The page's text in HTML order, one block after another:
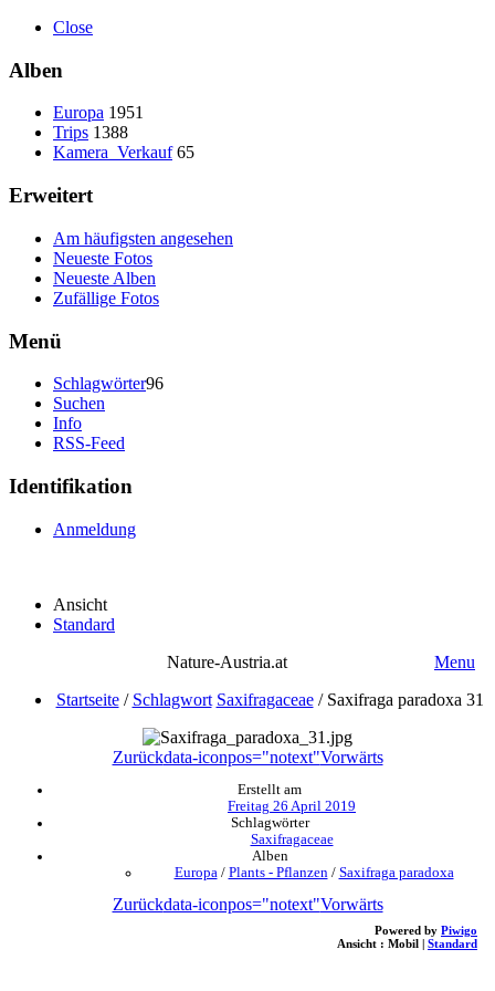
Close
Alben
Europa 1951
Trips 1388
Kamera_Verkauf 65
Erweitert
Am häufigsten angesehen
Neueste Fotos
Neueste Alben
Zufällige Fotos
Menü
Schlagwörter96
Suchen
Info
RSS-Feed
Identifikation
Anmeldung
Ansicht
Standard
Nature-Austria.at
Menu
Startseite/ Schlagwort Saxifragaceae/ Saxifraga paradoxa 31
Zurückdata-iconpos="notext"Vorwärts
Erstellt am
Freitag 26 April 2019
Schlagwörter
Saxifragaceae
Alben
Europa / Plants - Pflanzen / Saxifraga paradoxa
Zurückdata-iconpos="notext"Vorwärts
Powered by Piwigo
Ansicht : Mobil Standard